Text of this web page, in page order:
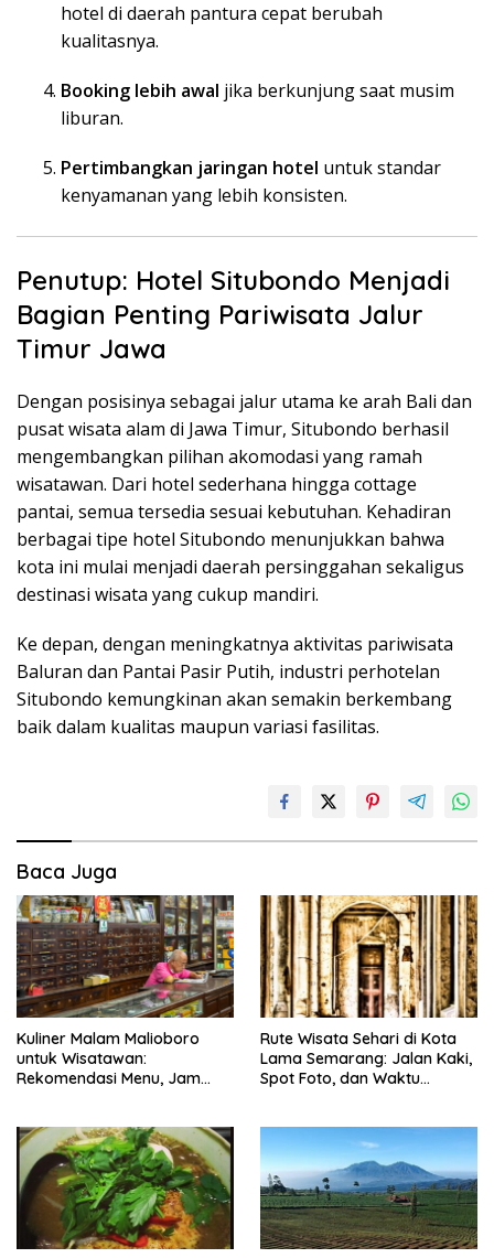
hotel di daerah pantura cepat berubah
kualitasnya.
Booking lebih awal jika berkunjung saat musim
liburan.
Pertimbangkan jaringan hotel untuk standar
kenyamanan yang lebih konsisten.
Penutup: Hotel Situbondo Menjadi
Bagian Penting Pariwisata Jalur
Timur Jawa
Dengan posisinya sebagai jalur utama ke arah Bali dan
pusat wisata alam di Jawa Timur, Situbondo berhasil
mengembangkan pilihan akomodasi yang ramah
wisatawan. Dari hotel sederhana hingga cottage
pantai, semua tersedia sesuai kebutuhan. Kehadiran
berbagai tipe hotel Situbondo menunjukkan bahwa
kota ini mulai menjadi daerah persinggahan sekaligus
destinasi wisata yang cukup mandiri.
Ke depan, dengan meningkatnya aktivitas pariwisata
Baluran dan Pantai Pasir Putih, industri perhotelan
Situbondo kemungkinan akan semakin berkembang
baik dalam kualitas maupun variasi fasilitas.
Baca Juga
Kuliner Malam Malioboro
untuk Wisatawan:
Rekomendasi Menu, Jam
Rute Wisata Sehari di Kota
Lama Semarang: Jalan Kaki,
Spot Foto, dan Waktu